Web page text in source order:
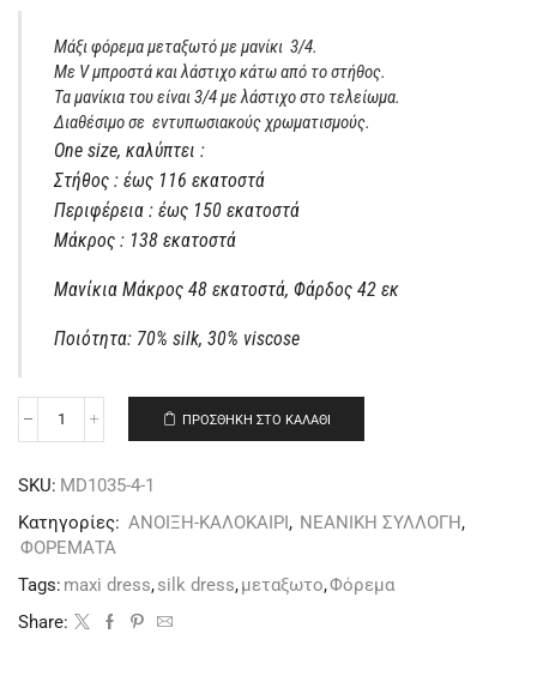
Μάξι φόρεμα μεταξωτό με μανίκι 3/4.
Με V μπροστά και λάστιχο κάτω από το στήθος.
Τα μανίκια του είναι 3/4 με λάστιχο στο τελείωμα.
Διαθέσιμο σε εντυπωσιακούς χρωματισμούς.
One size, καλύπτει :
Στήθος : έως 116 εκατοστά
Περιφέρεια : έως 150 εκατοστά
Μάκρος : 138 εκατοστά
Μανίκια Μάκρος 48 εκατοστά, Φάρδος 42 εκ
Ποιότητα: 70% silk, 30% viscose
ΠΡΟΣΘΉΚΗ ΣΤΟ ΚΑΛΆΘΙ
SKU: MD1035-4-1
Κατηγορίες: ΑΝΟΙΞΗ-ΚΑΛΟΚΑΙΡΙ, ΝΕΑΝΙΚΗ ΣΥΛΛΟΓΗ,
ΦΟΡΕΜΑΤΑ
Tags: maxi dress,silk dress,μεταξωτο,Φόρεμα
Share: